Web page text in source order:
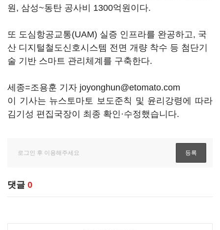
원, 삼성~동탄 공사비 1300억원이다.
또 도심항공교통(UAM) 실증 인프라를 완공하고, 국
산 디지털철도신호시스템 전면 개량 착수 등 첨단기
술 기반 스마트 관리체계를 구축한다.
세종=조용훈 기자 joyonghun@etomato.com
이 기사는 뉴스토마토 보도준칙 및 윤리강령에 따라
김기성 편집국장이 최종 확인·수정했습니다.
댓글 0